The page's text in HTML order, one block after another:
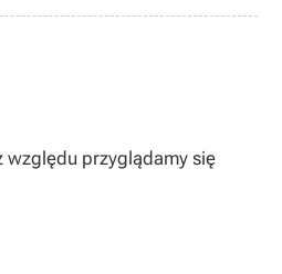
względu przyglądamy się